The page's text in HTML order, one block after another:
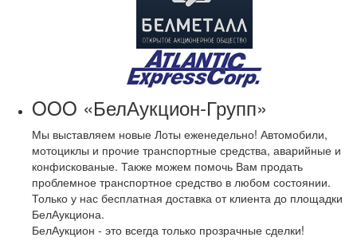
OOO «БелАукцион-Групп»
Мы выставляем новые Лоты еженедельно! Автомобили,
мотоциклы и прочие транспортные средства, аварийные и
конфискованые. Также можем помочь Вам продать
проблемное транспортное средство в любом состоянии.
Только у нас бесплатная доставка от клиента до площадки
БелАукциона.
БелАукцион - это всегда только прозрачные сделки!